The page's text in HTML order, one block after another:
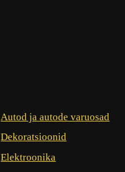
Autod ja autode varuosad
Dekoratsioonid
Elektroonika